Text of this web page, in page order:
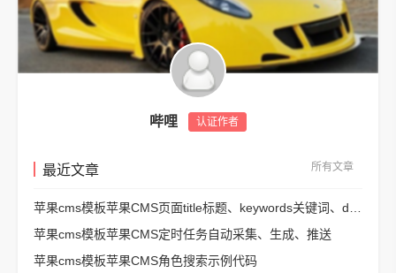
哔哩 认证作者
最近文章 所有文章
苹果cms模板苹果CMS定时任务自动采集、生成、推送
苹果cms模板苹果CMS角色搜索示例代码